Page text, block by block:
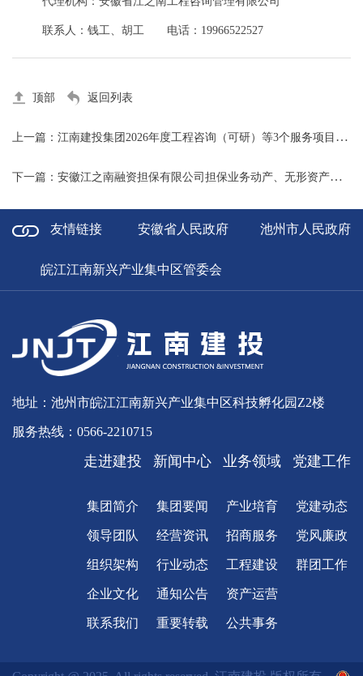
联系人：钱工、胡工 电话：19966522527
顶部 返回列表
上一篇：江南建投集团2026年度工程咨询（可研）等3个服务项目框架协议单位征集（B包第二次）征集公告
下一篇：安徽江之南融资担保有限公司担保业务动产、无形资产评估项目比选公告
友情链接 安徽省人民政府 池州市人民政府
皖江江南新兴产业集中区管委会
地址：池州市皖江江南新兴产业集中区科技孵化园Z2楼
服务热线：0566-2210715
走进建投
集团简介
领导团队
组织架构
企业文化
联系我们
新闻中心
集团要闻
经营资讯
行业动态
通知公告
重要转载
业务领域
产业培育
招商服务
工程建设
资产运营
公共事务
党建工作
党建动态
党风廉政
群团工作